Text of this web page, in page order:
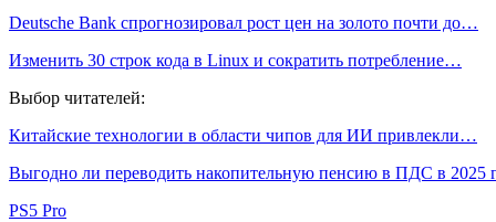
Deutsche Bank спрогнозировал рост цен на золото почти до…
Изменить 30 строк кода в Linux и сократить потребление…
Выбор читателей:
Китайские технологии в области чипов для ИИ привлекли…
Выгодно ли переводить накопительную пенсию в ПДС в 2025
PS5 Pro